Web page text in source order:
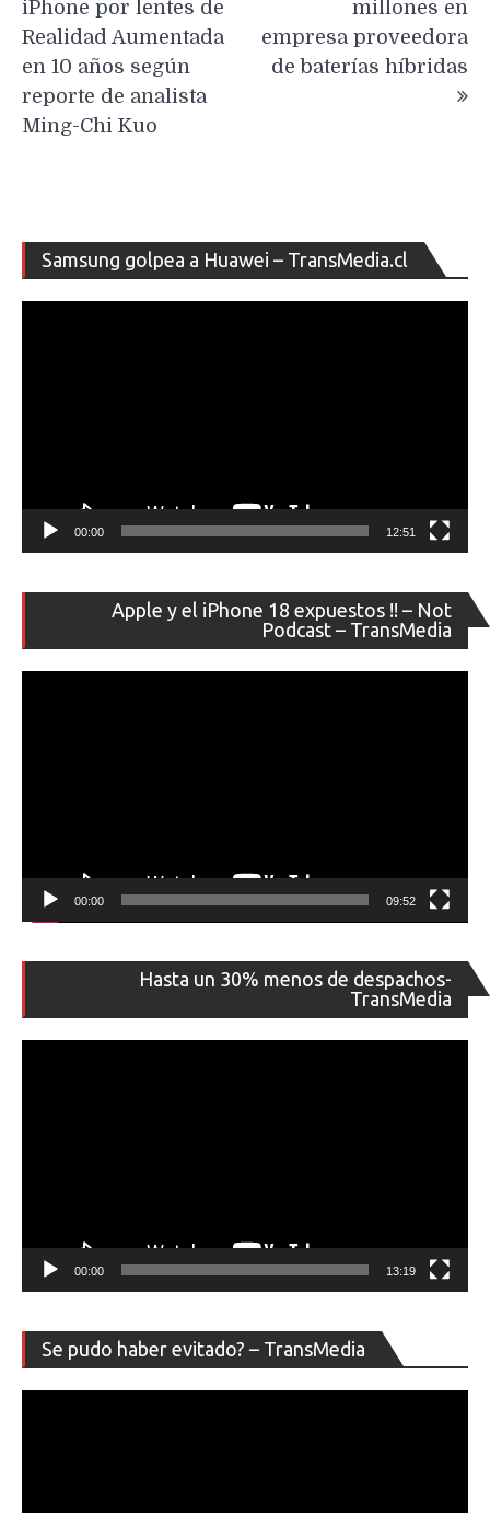
iPhone por lentes de
Realidad Aumentada
en 10 años según
reporte de analista
Ming-Chi Kuo
millones en
empresa proveedora
de baterías híbridas
Samsung golpea a Huawei – TransMedia.cl
de
00:00 12:51
Apple y el iPhone 18 expuestos !! – Not
Podcast – TransMedia
de
00:00 09:52
Hasta un 30% menos de despachos-
TransMedia
de
00:00 13:19
Se pudo haber evitado? – TransMedia
de